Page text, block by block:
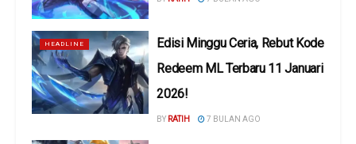
HEADLINE
Edisi Minggu Ceria, Rebut Kode
Redeem ML Terbaru 11 Januari
2026!
BY RATIH 7 BULAN AGO